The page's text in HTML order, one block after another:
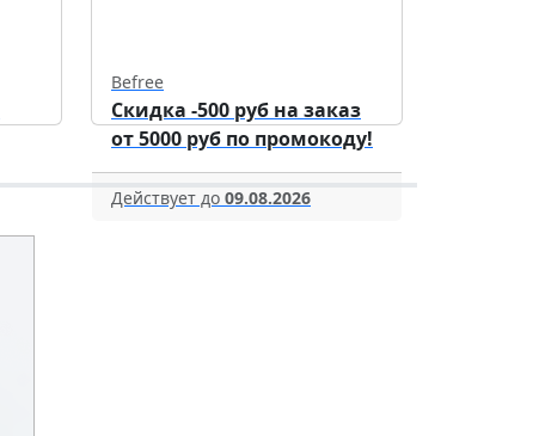
Befree
Скидка -500 руб на заказ
от 5000 руб по промокоду!
Действует до 09.08.2026